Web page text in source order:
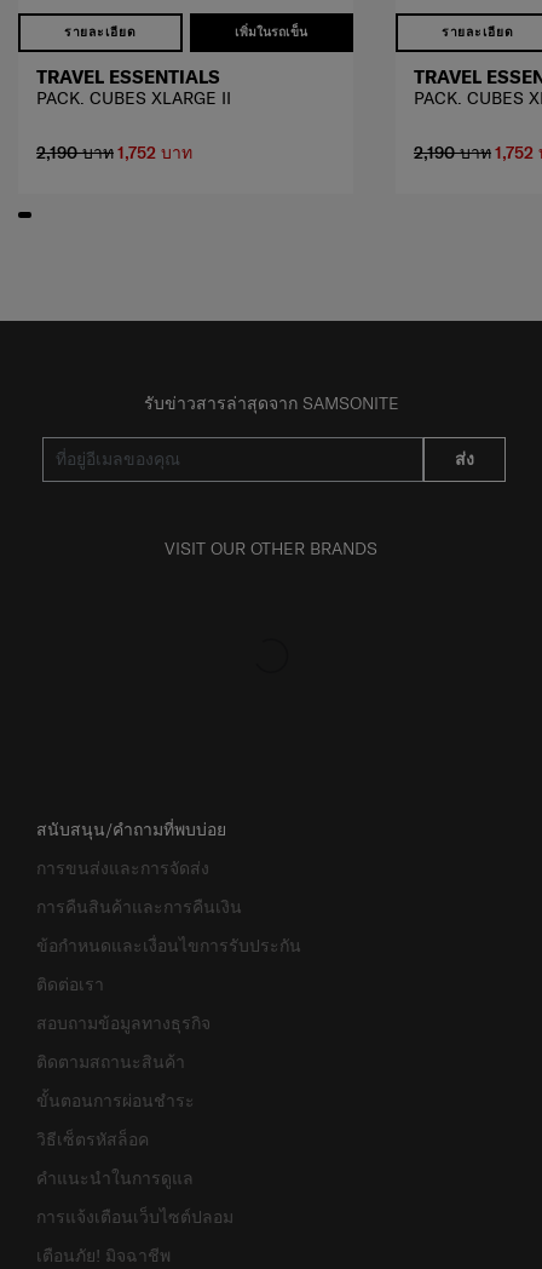
รายละเอียด เพิ่มในรถเข็น
TRAVEL ESSENTIALS
PACK. CUBES XLARGE II
2,190 บาท1,752 บาท
รายละเอียด
TRAVEL
PACK. CUBES
2,190 บาท1,752
รับข่าวสารล่าสุดจาก SAMSONITE
ส่ง
VISIT OUR OTHER BRANDS
สนับสนุน/คำถามที่พบบ่อย
การขนส่งและการจัดส่ง
การคืนสินค้าและการคืนเงิน
ข้อกำหนดและเงื่อนไขการรับประกัน
ติดต่อเรา
สอบถามข้อมูลทางธุรกิจ
ติดตามสถานะสินค้า
ขั้นตอนการผ่อนชำระ
วิธีเซ็ตรหัสล็อค
คำแนะนำในการดูแล
การแจ้งเตือนเว็บไซต์ปลอม
เตือนภัย! มิจฉาชีพ